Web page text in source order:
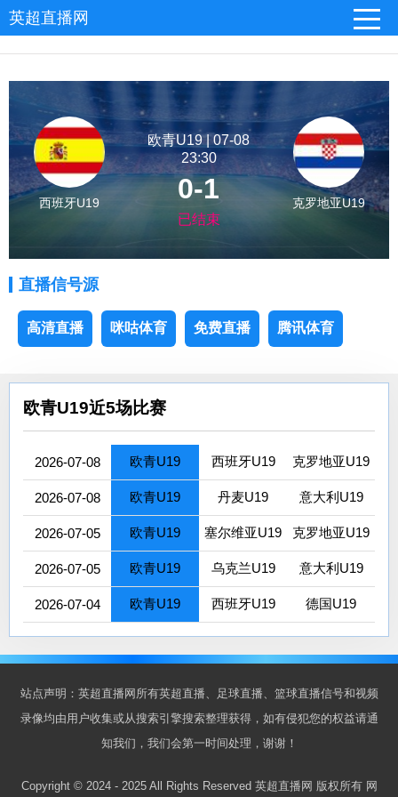
英超直播网
西班牙U19
欧青U19 | 07-08
23:30
0-1
已结束
克罗地亚U19
直播信号源
高清直播 咪咕体育 免费直播 腾讯体育
欧青U19近5场比赛
2026-07-08 欧青U19 西班牙U19 克罗地亚U19
2026-07-08 欧青U19 丹麦U19 意大利U19
2026-07-05 欧青U19 塞尔维亚U19 克罗地亚U19
2026-07-05 欧青U19 乌克兰U19 意大利U19
2026-07-04 欧青U19 西班牙U19 德国U19
站点声明：英超直播网所有英超直播、足球直播、篮球直播信号和视频
录像均由用户收集或从搜索引擎搜索整理获得，如有侵犯您的权益请通
知我们，我们会第一时间处理，谢谢！
Copyright © 2024 - 2025 All Rights Reserved 英超直播网 版权所有 网